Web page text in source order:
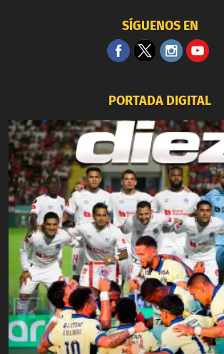
SÍGUENOS EN
PORTADA DIGITAL